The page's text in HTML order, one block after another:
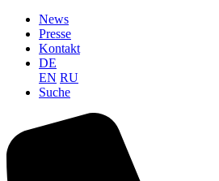
News
Presse
Kontakt
DE
EN RU
Suche